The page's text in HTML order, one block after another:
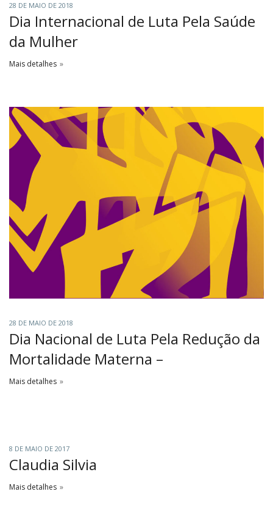
28 DE MAIO DE 2018
Dia Internacional de Luta Pela Saúde
da Mulher
Mais detalhes
28 DE MAIO DE 2018
Dia Nacional de Luta Pela Redução da
Mortalidade Materna –
Mais detalhes
8 DE MAIO DE 2017
Claudia Silvia
Mais detalhes